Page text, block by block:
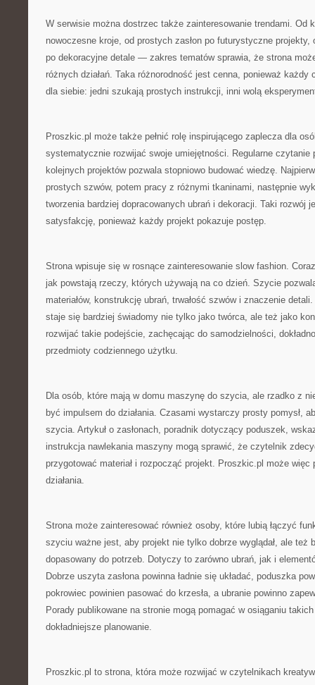
W serwisie można dostrzec także zainteresowanie trendami. Od
nowoczesne kroje, od prostych zasłon po futurystyczne projekty,
po dekoracyjne detale — zakres tematów sprawia, że strona
różnych działań. Taka różnorodność jest cenna, ponieważ
dla siebie: jedni szukają prostych instrukcji, inni wolą
Proszkic.pl może także pełnić rolę inspirującego zaplecza dla
systematycznie rozwijać swoje umiejętności. Regularne czytanie
kolejnych projektów pozwala stopniowo budować wiedzę.
prostych szwów, potem pracy z różnymi tkaninami, następnie
tworzenia bardziej dopracowanych ubrań i dekoracji. Taki rozwój
satysfakcję, ponieważ każdy projekt pokazuje postęp.
Strona wpisuje się w rosnące zainteresowanie slow fashion.
jak powstają rzeczy, których używają na co dzień. Szycie
materiałów, konstrukcję ubrań, trwałość szwów i znaczenie
staje się bardziej świadomy nie tylko jako twórca, ale też jako
rozwijać takie podejście, zachęcając do samodzielności,
przedmioty codziennego użytku.
Dla osób, które mają w domu maszynę do szycia, ale rzadko z
być impulsem do działania. Czasami wystarczy prosty pomysł,
szycia. Artykuł o zasłonach, poradnik dotyczący poduszek,
instrukcja nawlekania maszyny mogą sprawić, że czytelnik
przygotować materiał i rozpocząć projekt. Proszkic.pl może więc
działania.
Strona może zainteresować również osoby, które lubią łączyć
szyciu ważne jest, aby projekt nie tylko dobrze wyglądał, ale też
dopasowany do potrzeb. Dotyczy to zarówno ubrań, jak i
Dobrze uszyta zasłona powinna ładnie się układać, poduszka
pokrowiec powinien pasować do krzesła, a ubranie powinno
Porady publikowane na stronie mogą pomagać w osiąganiu
dokładniejsze planowanie.
Proszkic.pl to strona, która może rozwijać w czytelnikach